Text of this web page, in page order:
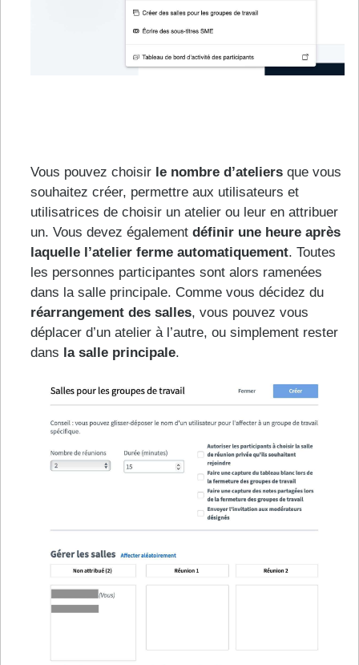
Vous pouvez choisir le nombre d’ateliers que vous
souhaitez créer, permettre aux utilisateurs et
utilisatrices de choisir un atelier ou leur en attribuer
un. Vous devez également définir une heure après
laquelle l’atelier ferme automatiquement. Toutes
les personnes participantes sont alors ramenées
dans la salle principale. Comme vous décidez du
réarrangement des salles, vous pouvez vous
déplacer d’un atelier à l’autre, ou simplement rester
dans la salle principale.